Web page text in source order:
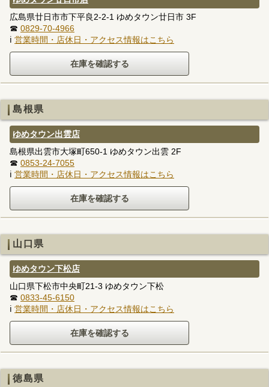
広島県廿日市市下平良2-2-1 ゆめタウン廿日市 3F
☎ 0829-70-4966
ℹ 営業時間・店休日・アクセス情報はこちら
島根県
ゆめタウン出雲店
島根県出雲市大塚町650-1 ゆめタウン出雲 2F
☎ 0853-24-7055
ℹ 営業時間・店休日・アクセス情報はこちら
山口県
ゆめタウン下松店
山口県下松市中央町21-3 ゆめタウン下松
☎ 0833-45-6150
ℹ 営業時間・店休日・アクセス情報はこちら
徳島県